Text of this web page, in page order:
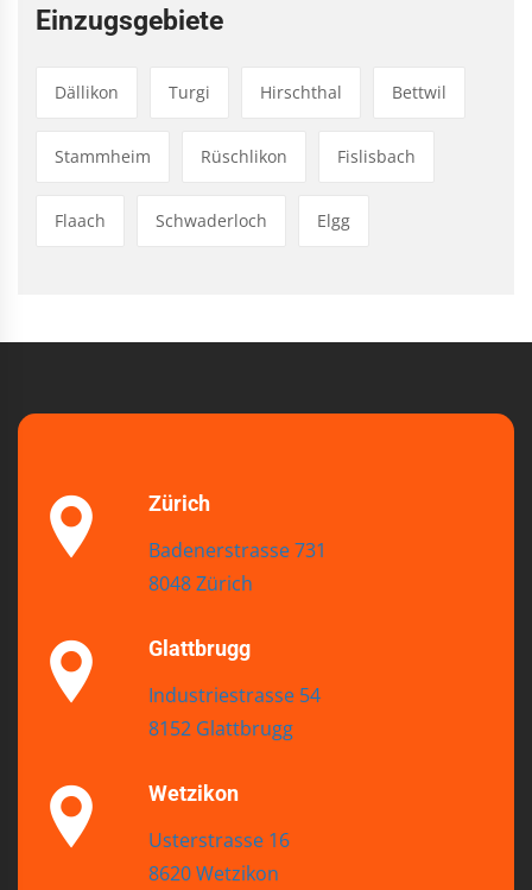
Einzugsgebiete
Dällikon Turgi Hirschthal Bettwil
Stammheim Rüschlikon Fislisbach
Flaach Schwaderloch Elgg
Zürich
Badenerstrasse 731
8048 Zürich
Glattbrugg
Industriestrasse 54
8152 Glattbrugg
Wetzikon
Usterstrasse 16
8620 Wetzikon